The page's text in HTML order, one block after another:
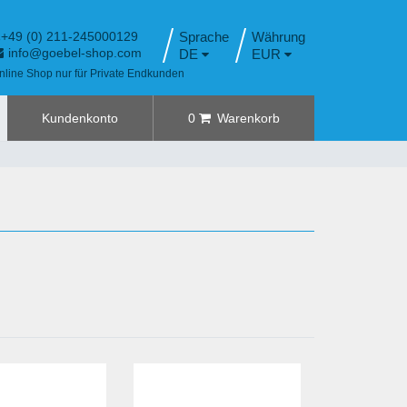
Sprache
DE
EUR
+49 (0) 211-245000129
info@goebel-shop.com
Shop nur für Private Endkunden
Kundenkonto 0 Warenkorb